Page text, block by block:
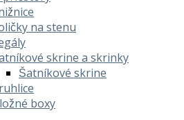
na stenu
skrine a skrinky
Šatníkové skrine
boxy